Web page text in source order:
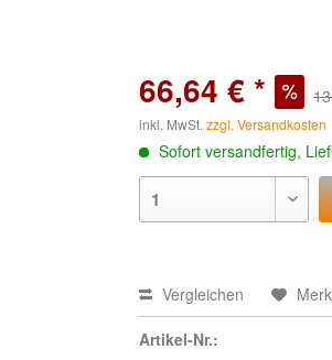
66,64 € *
inkl. MwSt.zzgl. Versandkosten
Sofort versandfertig,
Vergleichen
Artikel-Nr.: